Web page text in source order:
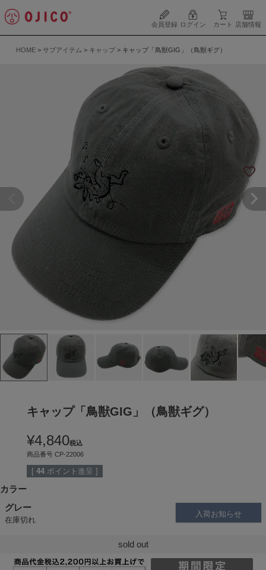
会員登録 ログイン カート 店舗情報
HOME サブアイテム キャップ キャップ「鳥獣GIG」（鳥獣ギグ）
キャップ「鳥獣GIG」（鳥獣ギグ）
¥4,840税込
商品番号 CP-22006
[ 44 ポイント進呈 ]
カラー
グレー
在庫切れ
入荷お知らせ
sold out